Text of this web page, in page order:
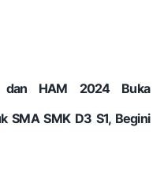
dan HAM 2024 Buka
SMA SMK D3 S1, Begini